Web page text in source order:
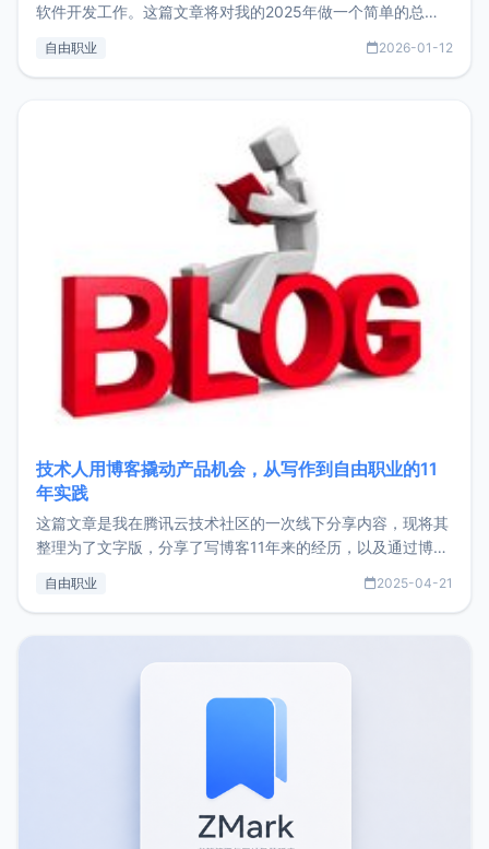
软件开发工作。这篇文章将对我的2025年做一个简单的总
收入下降20%，但却过得很充实，2026年不求突破，但求保
自由职业 2026-01-12
技术人用博客撬动产品机会，从写作到自由职业的11
年实践
这篇文章是我在腾讯云技术社区的一次线下分享内容，现将其
整理为了文字版，分享了写博客11年来的经历，以及通过博客
了我的首个产品ImgURL的真实数据和产品现状。自我介绍大
自由职业 2025-04-21